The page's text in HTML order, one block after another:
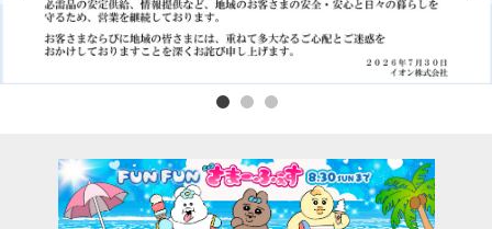
Previous
プライバシ
ソーシャル